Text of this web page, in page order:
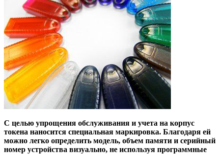
С целью упрощения обслуживания и учета на корпус
токена наносится специальная маркировка. Благодаря ей
можно легко определить модель, объем памяти и серийный
номер устройства визуально, не используя программные